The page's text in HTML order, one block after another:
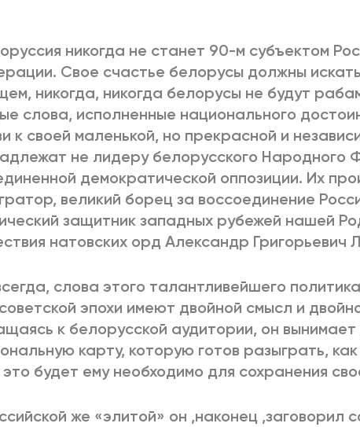
ПОДРОБНЕЕ
ВСЕ КНИГИ
никогда не станет 90-м субъектом
Свое счастье белорусы должны
никогда, никогда белорусы не будут
слова, исполненные национального
к своей маленькой, но прекрасной и
не лидеру белорусского Народного
демократической оппозиции. Их
великий борец за воссоединение
защитник западных рубежей нашей
натовских орд Александр Григорьевич
слова этого талантливейшего
эпохи имеют двойной смысл и
к белорусской аудитории, он вынимает
карту, которую готов разыграть,
будет ему необходимо для сохранения
же «элитой» он ,наконец ,заговорил